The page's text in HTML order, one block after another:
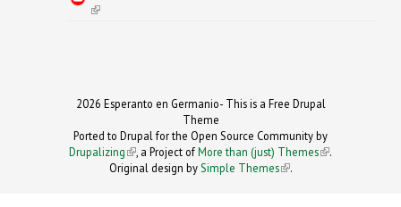
(link is external)
2026 Esperanto en Germanio- This is a Free Drupal
Theme
Ported to Drupal for the Open Source Community by
Drupalizing(link is external)
, a Project ofMore than (just) Themes (link is
.
Original design by Simple Themes
(link is
.